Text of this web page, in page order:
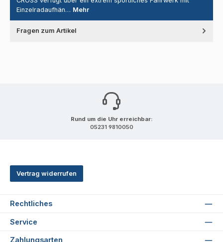
Einzelradaufhän… Mehr
Fragen zum Artikel
Rund um die Uhr erreichbar:
05231 9810050
Vertrag widerrufen
Rechtliches
Service
Zahlungsarten